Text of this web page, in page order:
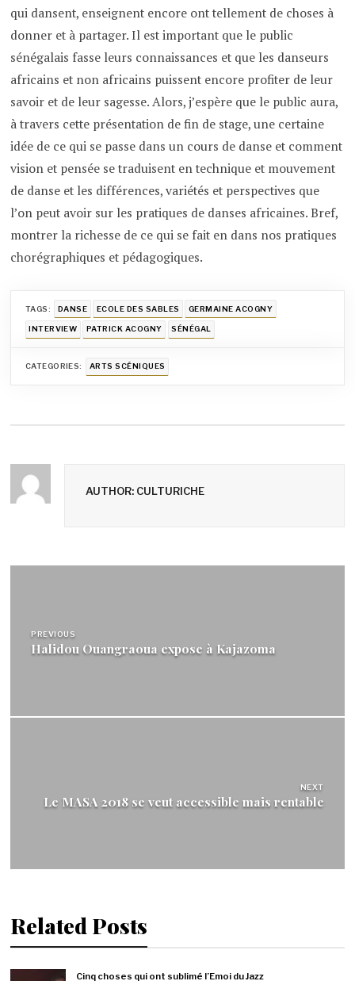
qui dansent, enseignent encore ont tellement de choses à
donner et à partager. Il est important que le public
sénégalais fasse leurs connaissances et que les danseurs
africains et non africains puissent encore profiter de leur
savoir et de leur sagesse. Alors, j’espère que le public aura,
à travers cette présentation de fin de stage, une certaine
idée de ce qui se passe dans un cours de danse et comment
vision et pensée se traduisent en technique et mouvement
de danse et les différences, variétés et perspectives que
l’on peut avoir sur les pratiques de danses africaines. Bref,
montrer la richesse de ce qui se fait en dans nos pratiques
chorégraphiques et pédagogiques.
TAGS: DANSE ECOLE DES SABLES GERMAINE ACOGNY
INTERVIEW PATRICK ACOGNY SÉNÉGAL
CATEGORIES: ARTS SCÉNIQUES
AUTHOR: CULTURICHE
l’article
PREVIOUS
Halidou Ouangraoua expose à Kajazoma
NEXT
Le MASA 2018 se veut accessible mais rentable
Related Posts
Cinq choses qui ont sublimé l’Emoi du Jazz